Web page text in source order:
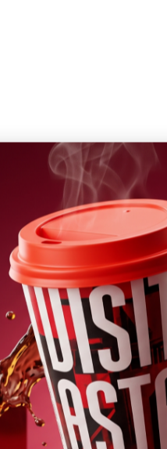
个世界结合在
，茂盛的叶子
克综合体的建
。 2002
目标，象征着